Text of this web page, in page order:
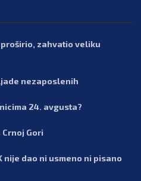
zahvatio veliku
nezaposlenih
24. avgusta?
Crnoj Gori
nije dao ni usmeno ni pisano